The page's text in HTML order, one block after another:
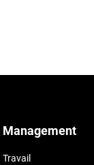
Management
Travail